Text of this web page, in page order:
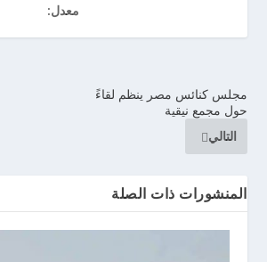
معدل:
مجلس كنائس مصر ينظم لقاءً
حول مجمع نيقية
التالي
المنشورات ذات الصلة